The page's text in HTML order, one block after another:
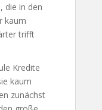
die in den
kaum
trifft
Kredite
kaum
zunächst